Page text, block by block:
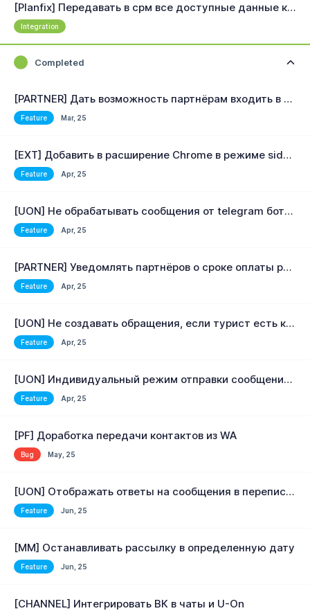
[Planfix] Передавать в срм все доступные данные клиента
Integration
Completed
[PARTNER] Дать возможность партнёрам входить в личный кабинет реферала
Feature Mar, 25
[EXT] Добавить в расширение Chrome в режиме sidePanel авторизацию по токену
Feature Apr, 25
[UON] Не обрабатывать сообщения от telegram ботов в интеграции U-ON
Feature Apr, 25
[PARTNER] Уведомлять партнёров о сроке оплаты реферала
Feature Apr, 25
[UON] Не создавать обращения, если турист есть как турист в активных заявкаx и обращениях
Feature Apr, 25
[UON] Индивидуальный режим отправки сообщений для каждого номера U-ON
Feature Apr, 25
[PF] Доработка передачи контактов из WA
Bug May, 25
[UON] Отображать ответы на сообщения в переписке.
Feature Jun, 25
[MM] Останавливать рассылку в определенную дату
Feature Jun, 25
[CHANNEL] Интегрировать ВК в чаты и U-On